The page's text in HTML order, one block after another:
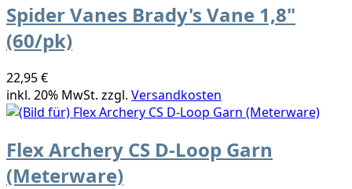
Spider Vanes Brady's Vane 1,8"
(60/pk)
22,95 €
inkl. 20% MwSt. zzgl. Versandkosten
Flex Archery CS D-Loop Garn
(Meterware)